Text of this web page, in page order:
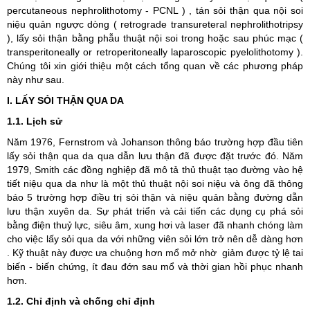
percutaneous nephrolithotomy - PCNL ) , tán sỏi thận qua nội soi
niệu quản ngược dòng ( retrograde transureteral nephrolithotripsy
), lấy sỏi thận bằng phẫu thuật nội soi trong hoặc sau phúc mạc (
transperitoneally or retroperitoneally laparoscopic pyelolithotomy ).
Chúng tôi xin giới thiệu một cách tổng quan về các phương pháp
này như sau.
I. LẤY SỎI THẬN QUA DA
1.1. Lịch sử
Năm 1976, Fernstrom và Johanson thông báo trường hợp đầu tiên
lấy sỏi thận qua da qua dẫn lưu thận đã được đặt trước đó. Năm
1979, Smith các đồng nghiệp đã mô tả thủ thuật tạo đường vào hệ
tiết niệu qua da như là một thủ thuật nội soi niệu và ông đã thông
báo 5 trường hợp điều trị sỏi thận và niệu quản bằng đường dẫn
lưu thận xuyên da. Sự phát triển và cải tiến các dụng cụ phá sỏi
bằng điện thuỷ lực, siêu âm, xung hơi và laser đã nhanh chóng làm
cho việc lấy sỏi qua da với những viên sỏi lớn trở nên dễ dàng hơn
. Kỹ thuật này được ưa chuộng hơn mổ mở nhờ giảm được tỷ lệ tai
biến - biến chứng, ít đau đớn sau mổ và thời gian hồi phục nhanh
hơn.
1.2. Chỉ định và chống chỉ định